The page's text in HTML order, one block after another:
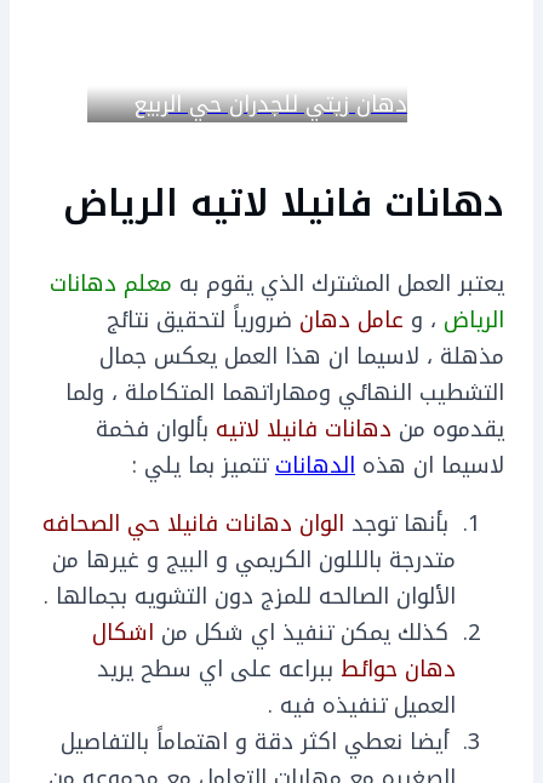
دهان زيتي للجدران حي الربيع
دهانات فانيلا لاتيه الرياض
يعتبر العمل المشترك الذي يقوم به معلم دهانات
الرياض ، و عامل دهان ضرورياً لتحقيق نتائج
مذهلة ، لاسيما ان هذا العمل يعكس جمال
التشطيب النهائي ومهاراتهما المتكاملة ، ولما
يقدموه من دهانات فانيلا لاتيه بألوان فخمة
لاسيما ان هذه الدهاناتتتميز بما يلي :
بأنها توجد الوان دهانات فانيلا حي الصحافه
متدرجة بالللون الكريمي و البيج و غيرها من
الألوان الصالحه للمزج دون التشويه بجمالها .
كذلك يمكن تنفيذ اي شكل من اشكال
دهان حوائط ببراعه على اي سطح يريد
العميل تنفيذه فيه .
أيضا نعطي اكثر دقة و اهتماماً بالتفاصيل